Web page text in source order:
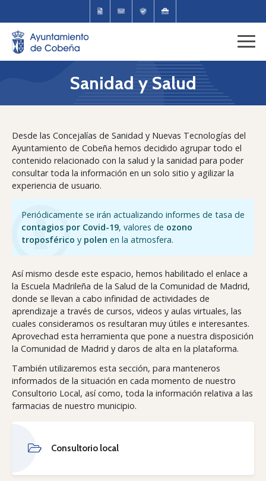
Sanidad y Salud
Desde las Concejalías de Sanidad y Nuevas Tecnologías del
Ayuntamiento de Cobeña hemos decidido agrupar todo el
contenido relacionado con la salud y la sanidad para poder
consultar toda la información en un solo sitio y agilizar la
experiencia de usuario.
Periódicamente se irán actualizando informes de tasa de
contagios por Covid-19, valores de ozono
troposférico y polen en la atmosfera.
Así mismo desde este espacio, hemos habilitado el enlace a
la Escuela Madrileña de la Salud de la Comunidad de Madrid,
donde se llevan a cabo infinidad de actividades de
aprendizaje a través de cursos, videos y aulas virtuales, las
cuales consideramos os resultaran muy útiles e interesantes.
Aprovechad esta herramienta que pone a nuestra disposición
la Comunidad de Madrid y daros de alta en la plataforma.
También utilizaremos esta sección, para manteneros
informados de la situación en cada momento de nuestro
Consultorio Local, así como, toda la información relativa a las
farmacias de nuestro municipio.
Consultorio local